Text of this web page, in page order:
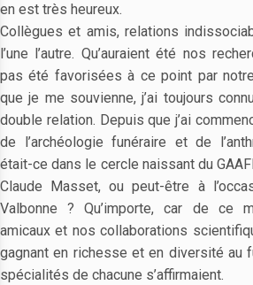
en est très heureux.
Collègues et amis, relations
l’une l’autre. Qu’auraient été nos
pas été favorisées à ce point par
que je me souvienne, j’ai toujours
double relation. Depuis que j’ai
de l’archéologie funéraire et de
était-ce dans le cercle naissant du
Claude Masset, ou peut-être à
Valbonne ? Qu’importe, car de ce
amicaux et nos collaborations
gagnant en richesse et en diversité au
spécialités de chacune s’affirmaient.